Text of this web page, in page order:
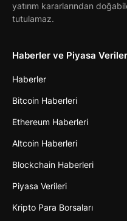
yatırım kararlarından
tutulamaz.
Haberler ve Piyasa
Haberler
Bitcoin Haberleri
Ethereum Haberleri
Altcoin Haberleri
Blockchain Haberleri
Piyasa Verileri
Kripto Para Borsaları